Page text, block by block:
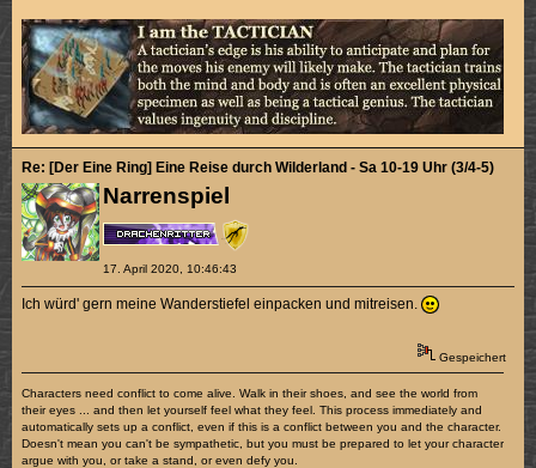
Narrenspiel
17. April 2020, 10:46:43
Re: [Der Eine Ring] Eine Reise durch Wilderland - Sa 10-19 Uhr (3/4-5)
Ich würd' gern meine Wanderstiefel einpacken und mitreisen.
Gespeichert
Characters need conflict to come alive. Walk in their shoes, and see the world from
their eyes ... and then let yourself feel what they feel. This process immediately and
automatically sets up a conflict, even if this is a conflict between you and the character.
Doesn't mean you can't be sympathetic, but you must be prepared to let your character
argue with you, or take a stand, or even defy you.